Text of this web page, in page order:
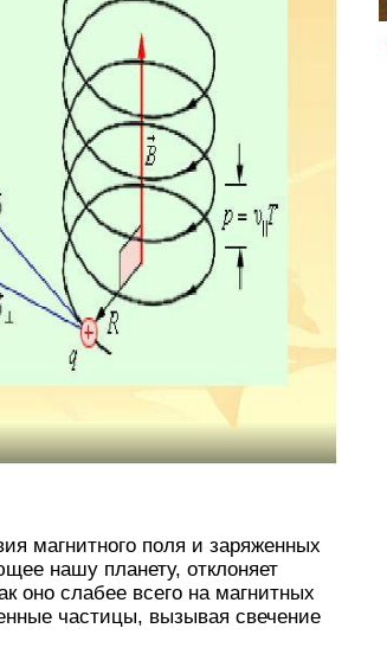
магнитного поля и заряженных
нашу планету, отклоняет
оно слабее всего на магнитных
частицы, вызывая свечение